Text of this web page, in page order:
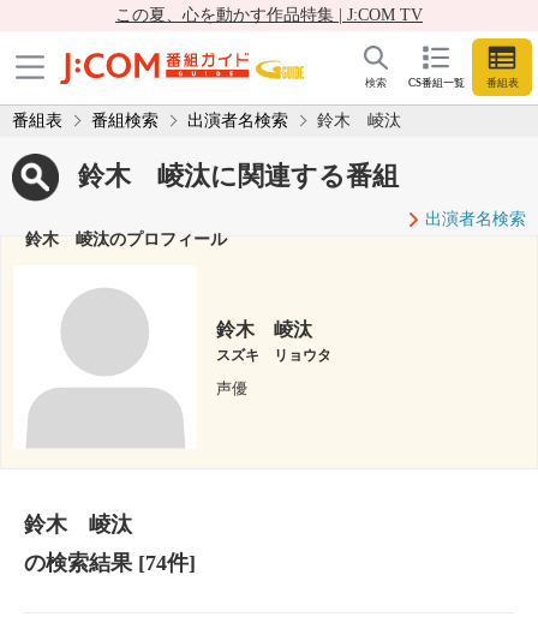
この夏、心を動かす作品特集 | J:COM TV
CS番組一覧 番組表
検索
番組表 番組検索 出演者名検索 鈴木 崚汰
鈴木 崚汰に関連する番組
出演者名検索
鈴木 崚汰のプロフィール
鈴木 崚汰
スズキ リョウタ
声優
鈴木 崚汰
の検索結果[74件]